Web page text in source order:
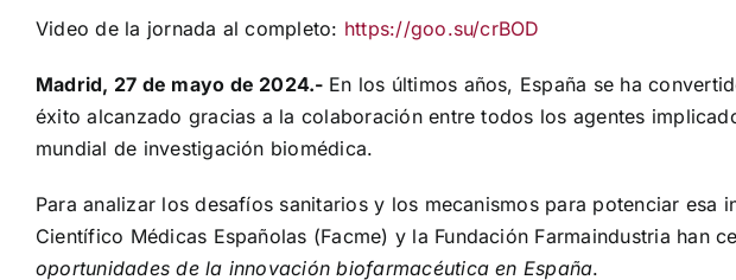
Video de la jornada al completo: https://goo.su/crBOD
Madrid, 27 de mayo de 2024.- En los últimos años, España se ha
éxito alcanzado gracias a la colaboración entre todos los agentes
mundial de investigación biomédica.
Para analizar los desafíos sanitarios y los mecanismos para potenciar
Científico Médicas Españolas (Facme) y la Fundación Farmaindustria
oportunidades de la innovación biofarmacéutica en España.